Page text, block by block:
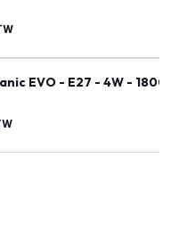
EVO - E27 - 4W - 1800K -